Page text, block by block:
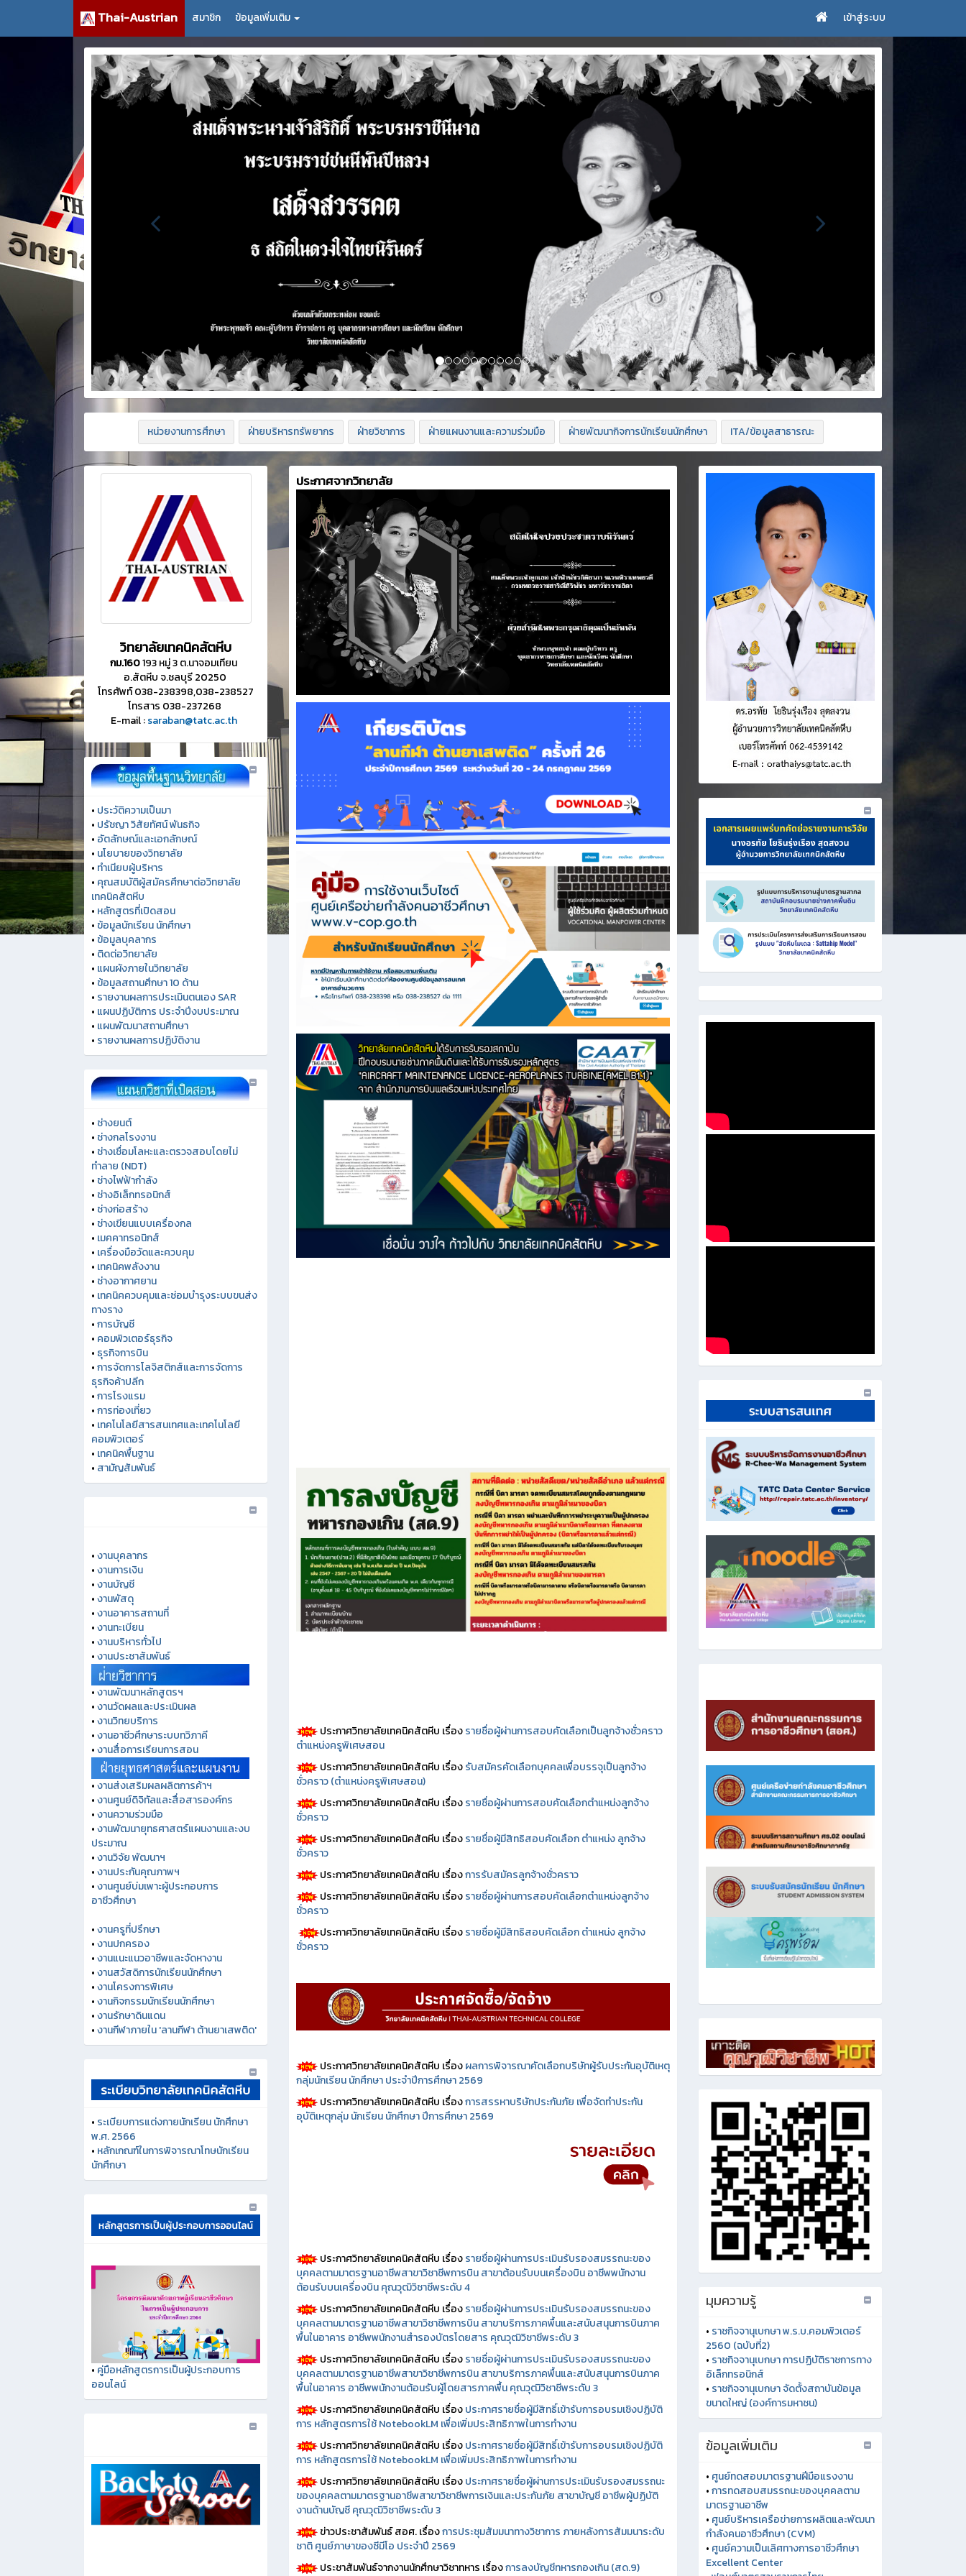
Thai-Austrian สมาชิก ข้อมูลเพิ่มเติม เข้าสู่ระบบ
หน่วยงานการศึกษา ฝ่ายบริหารทรัพยากร ฝ่ายวิชาการ ฝ่ายแผนงานและความร่วมมือ ฝ่ายพัฒนากิจการนักเรียนนักศึกษา ITA/ข้อมูลสาธารณะ
วิทยาลัยเทคนิคสัตหีบ
กม.160193 หมู่ 3 ต.นาจอมเทียน
อ.สัตหีบ จ.ชลบุรี 20250
โทรศัพท์ 038-238398,038-238527
โทรสาร 038-237268
E-mail :saraban@tatc.ac.th
• ประวัติความเป็นมา
• ปรัชญา วิสัยทัศน์ พันธกิจ
• อัตลักษณ์และเอกลักษณ์
• นโยบายของวิทยาลัย
• ทำเนียบผู้บริหาร
• คุณสมบัติผู้สมัครศึกษาต่อวิทยาลัย
เทคนิคสัตหีบ
• หลักสูตรที่เปิดสอน
• ข้อมูลนักเรียน นักศึกษา
• ข้อมูลบุคลากร
• ติดต่อวิทยาลัย
• แผนผังภายในวิทยาลัย
• ข้อมูลสถานศึกษา 10 ด้าน
• รายงานผลการประเมินตนเอง SAR
• แผนปฏิบัติการ ประจำปีงบประมาณ
• แผนพัฒนาสถานศึกษา
• รายงานผลการปฏิบัติงาน
• ช่างยนต์
• ช่างกลโรงงาน
• ช่างเชื่อมโลหะและตรวจสอบโดยไม่
ทำลาย (NDT)
• ช่างไฟฟ้ากำลัง
• ช่างอิเล็กทรอนิกส์
• ช่างก่อสร้าง
• ช่างเขียนแบบเครื่องกล
• เมคคาทรอนิกส์
• เครื่องมือวัดและควบคุม
• เทคนิคพลังงาน
• ช่างอากาศยาน
• เทคนิคควบคุมและซ่อมบำรุงระบบขนส่ง
ทางราง
•การบัญชี
• คอมพิวเตอร์ธุรกิจ
• ธุรกิจการบิน
•การจัดการโลจิสติกส์และการจัดการ
ธุรกิจค้าปลีก
•การโรงแรม
•การท่องเที่ยว
• เทคโนโลยีสารสนเทศและเทคโนโลยี
คอมพิวเตอร์
• เทคนิคพื้นฐาน
• สามัญสัมพันธ์
• งานบุคลากร
• งานการเงิน
• งานบัญชี
• งานพัสดุ
• งานอาคารสถานที่
• งานทะเบียน
• งานบริหารทั่วไป
•งานประชาสัมพันธ์
• งานพัฒนาหลักสูตรฯ
• งานวัดผลและประเมินผล
• งานวิทยบริการ
• งานอาชีวศึกษาระบบทวิภาคี
•งานสื่อการเรียนการสอน
• งานส่งเสริมผลผลิตการค้าฯ
• งานศูนย์ดิจิทัลและสื่อสารองค์กร
• งานความร่วมมือ
•งานพัฒนายุทธศาสตร์แผนงานและงบ
ประมาณ
• งานวิจัย พัฒนาฯ
• งานประกันคุณภาพฯ
• งานศูนย์บ่มเพาะผู้ประกอบการ
อาชีวศึกษา
•งานครูที่ปรึกษา
•งานปกครอง
•งานแนะแนวอาชีพและจัดหางาน
•งานสวัสดิการนักเรียนนักศึกษา
•งานโครงการพิเศษ
•งานกิจกรรมนักเรียนนักศึกษา
•งานรักษาดินแดน
•งานกีฬาภายใน 'ลานกีฬา ต้านยาเสพติด'
•ระเบียบการแต่งกายนักเรียน นักศึกษา
พ.ศ. 2566
•หลักเกณฑ์ในการพิจารณาโทษนักเรียน
นักศึกษา
•คู่มือหลักสูตรการเป็นผู้ประกอบการ
ออนไลน์
ประกาศจากวิทยาลัย
ประกาศวิทยาลัยเทคนิคสัตหีบ เรื่องรายชื่อผู้ผ่านการสอบคัดเลือกเป็นลูกจ้างชั่วคราว
ตำแหน่งครูพิเศษสอน
ประกาศวิทยาลัยเทคนิคสัตหีบ เรื่องรับสมัครคัดเลือกบุคคลเพื่อบรรจุเป็นลูกจ้าง
ชั่วคราว (ตำแหน่งครูพิเศษสอน)
ประกาศวิทยาลัยเทคนิคสัตหีบ เรื่องรายชื่อผู้ผ่านการสอบคัดเลือกตำแหน่งลูกจ้าง
ชั่วคราว
ประกาศวิทยาลัยเทคนิคสัตหีบ เรื่องรายชื่อผู้มีสิทธิสอบคัดเลือก ตำแหน่ง ลูกจ้าง
ชั่วคราว
ประกาศวิทยาลัยเทคนิคสัตหีบ เรื่องการรับสมัครลูกจ้างชั่วคราว
ประกาศวิทยาลัยเทคนิคสัตหีบ เรื่องรายชื่อผู้ผ่านการสอบคัดเลือกตำแหน่งลูกจ้าง
ชั่วคราว
ประกาศวิทยาลัยเทคนิคสัตหีบ เรื่องรายชื่อผู้มีสิทธิสอบคัดเลือก ตำแหน่ง ลูกจ้าง
ชั่วคราว
ประกาศวิทยาลัยเทคนิคสัตหีบ เรื่องผลการพิจารณาคัดเลือกบริษัทผู้รับประกันอุบัติเหตุ
กลุ่มนักเรียน นักศึกษา ประจำปีการศึกษา 2569
ประกาศวิทยาลัยเทคนิคสัตหีบ เรื่องการสรรหาบริษัทประกันภัย เพื่อจัดทำประกัน
อุบัติเหตุกลุ่ม นักเรียน นักศึกษา ปีการศึกษา 2569
ประกาศวิทยาลัยเทคนิคสัตหีบ เรื่องรายชื่อผู้ผ่านการประเมินรับรองสมรรถนะของ
บุคคลตามมาตรฐานอาชีพสาขาวิชาชีพการบิน สาขาต้อนรับบนเครื่องบิน อาชีพพนักงาน
ต้อนรับบนเครื่องบิน คุณวุฒิวิชาชีพระดับ 4
ประกาศวิทยาลัยเทคนิคสัตหีบ เรื่องรายชื่อผู้ผ่านการประเมินรับรองสมรรถนะของ
บุคคลตามมาตรฐานอาชีพสาขาวิชาชีพการบิน สาขาบริการภาคพื้นและสนับสนุนการบินภาค
พื้นในอาคาร อาชีพพนักงานสำรองบัตรโดยสาร คุณวุฒิวิชาชีพระดับ 3
ประกาศวิทยาลัยเทคนิคสัตหีบ เรื่องรายชื่อผู้ผ่านการประเมินรับรองสมรรถนะของ
บุคคลตามมาตรฐานอาชีพสาขาวิชาชีพการบิน สาขาบริการภาคพื้นและสนับสนุนการบินภาค
พื้นในอาคาร อาชีพพนักงานต้อนรับผู้โดยสารภาคพื้น คุณวุฒิวิชาชีพระดับ 3
ประกาศวิทยาลัยเทคนิคสัตหีบ เรื่องประกาศรายชื่อผู้มีสิทธิ์เข้ารับการอบรมเชิงปฏิบัติ
การ หลักสูตรการใช้ NotebookLM เพื่อเพิ่มประสิทธิภาพในการทำงาน
ประกาศวิทยาลัยเทคนิคสัตหีบ เรื่องประกาศรายชื่อผู้มีสิทธิ์เข้ารับการอบรมเชิงปฏิบัติ
การ หลักสูตรการใช้ NotebookLM เพื่อเพิ่มประสิทธิภาพในการทำงาน
ประกาศวิทยาลัยเทคนิคสัตหีบ เรื่องประกาศรายชื่อผู้ผ่านการประเมินรับรองสมรรถนะ
ของบุคคลตามมาตรฐานอาชีพสาขาวิชาชีพการเงินและประกันภัย สาขาบัญชี อาชีพผู้ปฏิบัติ
งานด้านบัญชี คุณวุฒิวิชาชีพระดับ 3
ข่าวประชาสัมพันธ์ สอศ.เรื่องการประชุมสัมมนาทางวิชาการ ภายหลังการสัมมนาระดับ
ชาติ ศูนย์ภาษาของซีมีโอ ประจำปี 2569
ประชาสัมพันธ์จากงานนักศึกษาวิชาทหาร เรื่องการลงบัญชีทหารกองเกิน (สด.9)
มุมความรู้
•ราชกิจจานุเบกษา พ.ร.บ.คอมพิวเตอร์
2560 (ฉบับที่2)
•ราชกิจจานุเบกษา การปฏิบัติราชการทาง
อิเล็กทรอนิกส์
•ราชกิจจานุเบกษา จัดตั้งสถาบันข้อมูล